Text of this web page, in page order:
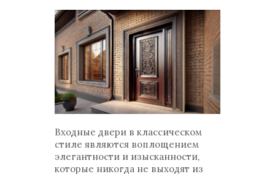
Мнения и публикации
Входные двери в классическом
стиле являются воплощением
элегантности и изысканности,
которые никогда не выходят из